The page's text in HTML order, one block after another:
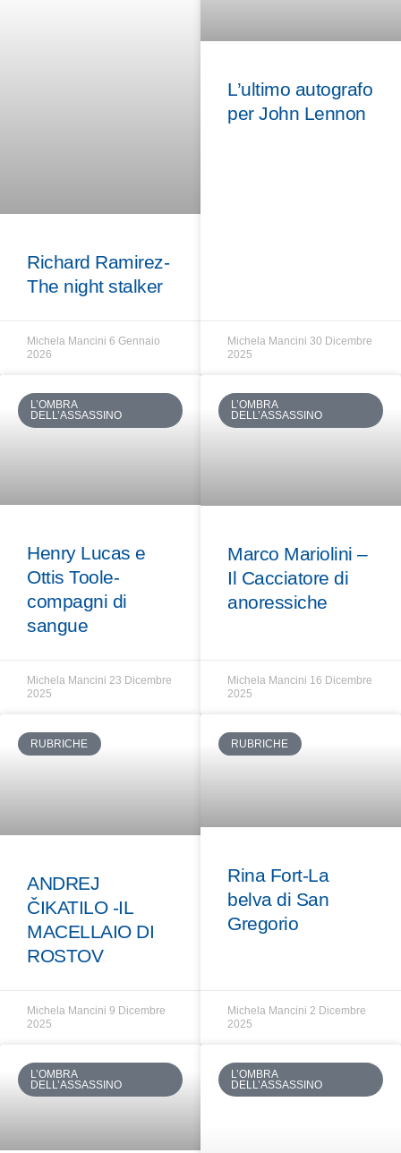
Richard Ramirez-
The night stalker
Michela Mancini 6 Gennaio
2026
L’ultimo autografo
per John Lennon
Michela Mancini 30 Dicembre
2025
L’OMBRA
DELL’ASSASSINO
Henry Lucas e
Ottis Toole-
compagni di
sangue
Michela Mancini 23 Dicembre
2025
L’OMBRA
DELL’ASSASSINO
Marco Mariolini –
Il Cacciatore di
anoressiche
Michela Mancini 16 Dicembre
2025
RUBRICHE
ANDREJ
ČIKATILO -IL
MACELLAIO DI
ROSTOV
Michela Mancini 9 Dicembre
2025
RUBRICHE
Rina Fort-La
belva di San
Gregorio
Michela Mancini 2 Dicembre
2025
L’OMBRA
DELL’ASSASSINO
L’OMBRA
DELL’ASSASSINO